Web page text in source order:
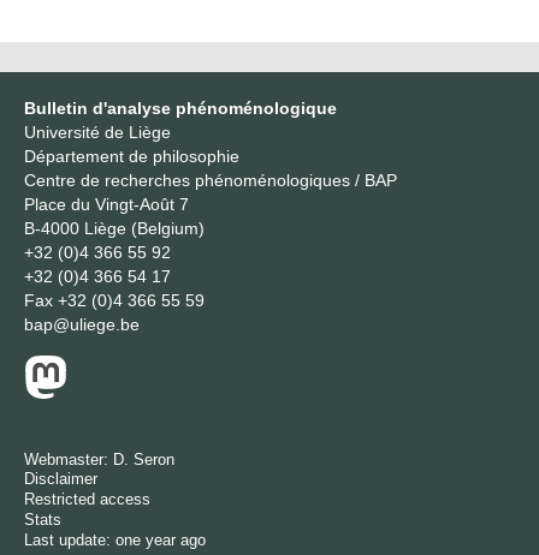
Bulletin d'analyse phénoménologique
Université de Liège
Département de philosophie
Centre de recherches phénoménologiques / BAP
Place du Vingt-Août 7
B-4000 Liège (Belgium)
+32 (0)4 366 55 92
+32 (0)4 366 54 17
Fax +32 (0)4 366 55 59
bap@uliege.be
Webmaster: D. Seron
Disclaimer
Restricted access
Stats
Last update: one year ago